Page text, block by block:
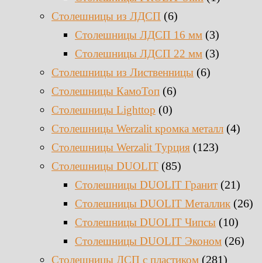
Столешницы из ЛДСП (6)
Столешницы ЛДСП 16 мм (3)
Столешницы ЛДСП 22 мм (3)
Столешницы из Лиственницы (6)
Столешницы КамоТоп (6)
Столешницы Lighttop (0)
Столешницы Werzalit кромка металл (4)
Столешницы Werzalit Турция (123)
Столешницы DUOLIT (85)
Столешницы DUOLIT Гранит (21)
Столешницы DUOLIT Металлик (26)
Столешницы DUOLIT Чипсы (10)
Столешницы DUOLIT Эконом (26)
Столешницы ДСП с пластиком (281)